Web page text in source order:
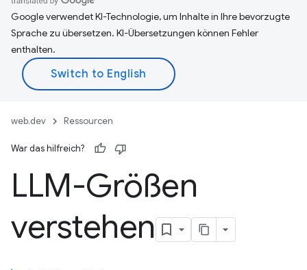
Google verwendet KI-Technologie, um Inhalte in Ihre bevorzugte
Sprache zu übersetzen. KI-Übersetzungen können Fehler
enthalten.
web.dev Ressourcen
War das hilfreich?
LLM-Größen
verstehen